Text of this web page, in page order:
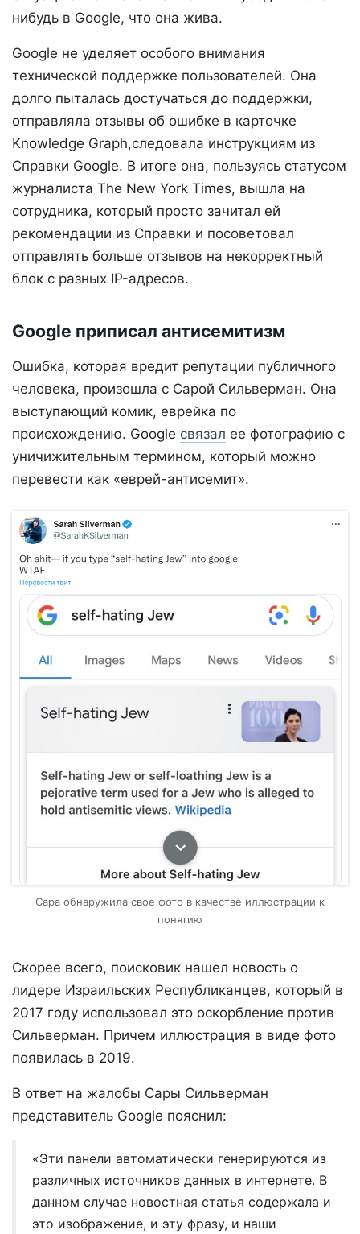
нибудь в Google, что она жива.
Google не уделяет особого внимания
технической поддержке пользователей. Она
долго пыталась достучаться до поддержки,
отправляла отзывы об ошибке в карточке
Knowledge Graph,следовала инструкциям из
Справки Google. В итоге она, пользуясь статусом
журналиста The New York Times, вышла на
сотрудника, который просто зачитал ей
рекомендации из Справки и посоветовал
отправлять больше отзывов на некорректный
блок с разных IP-адресов.
Google приписал антисемитизм
Ошибка, которая вредит репутации публичного
человека, произошла с Сарой Сильверман. Она
выступающий комик, еврейка по
происхождению. Google связал ее фотографию с
уничижительным термином, который можно
перевести как «еврей-антисемит».
Сара обнаружила свое фото в качестве иллюстрации к
понятию
Скорее всего, поисковик нашел новость о
лидере Израильских Республиканцев, который в
2017 году использовал это оскорбление против
Сильверман. Причем иллюстрация в виде фото
появилась в 2019.
В ответ на жалобы Сары Сильверман
представитель Google пояснил:
«Эти панели автоматически генерируются из
различных источников данных в интернете. В
данном случае новостная статья содержала и
это изображение, и эту фразу, и наши